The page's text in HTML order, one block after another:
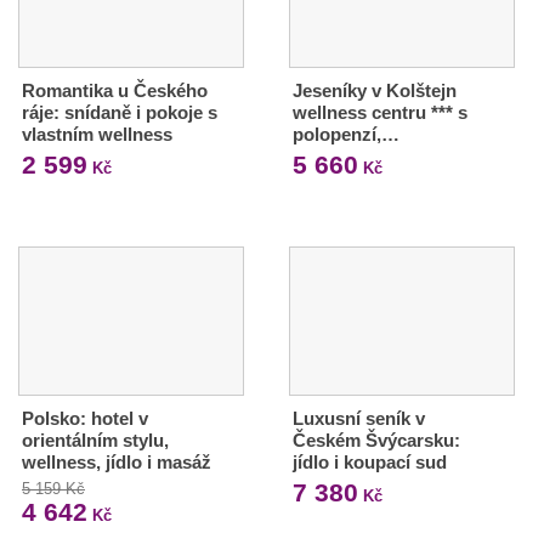
Romantika u Českého
ráje: snídaně i pokoje s
vlastním wellness
2 599 Kč
Jeseníky v Kolštejn
wellness centru *** s
polopenzí,…
5 660 Kč
Polsko: hotel v
orientálním stylu,
wellness, jídlo i masáž
5 159 Kč
4 642 Kč
Luxusní seník v
Českém Švýcarsku:
jídlo i koupací sud
7 380 Kč